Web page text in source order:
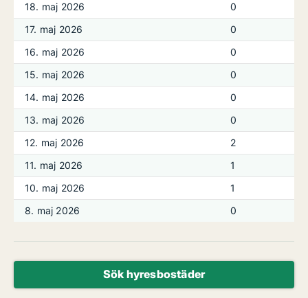
18. maj 2026
0
17. maj 2026
0
16. maj 2026
0
15. maj 2026
0
14. maj 2026
0
13. maj 2026
0
12. maj 2026
2
11. maj 2026
1
10. maj 2026
1
8. maj 2026
0
Sök hyresbostäder